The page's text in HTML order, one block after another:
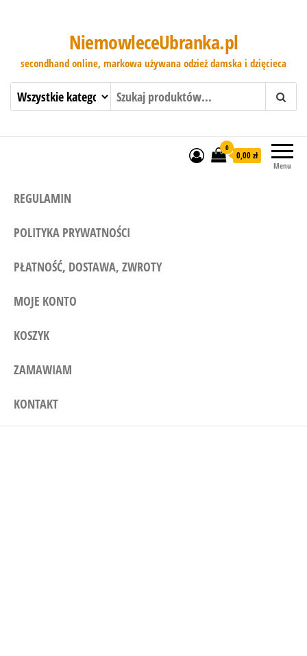
NiemowleceUbranka.pl
secondhand online, markowa używana odzież damska i dzięcieca
Menu
0
0,00 zł
REGULAMIN
POLITYKA PRYWATNOŚCI
PŁATNOŚĆ, DOSTAWA, ZWROTY
MOJE KONTO
KOSZYK
ZAMAWIAM
KONTAKT